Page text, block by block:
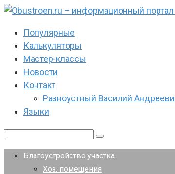
Перейти
контентуПопулярные
Калькуляторы
Мастер-классы
Новости
Контакт
Разноустный Василий
Языки
Поиск:
Благоустройство участка
Хоз. помещения